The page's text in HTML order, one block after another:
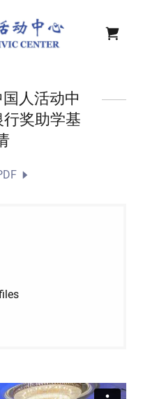
人活动中
奖助学基